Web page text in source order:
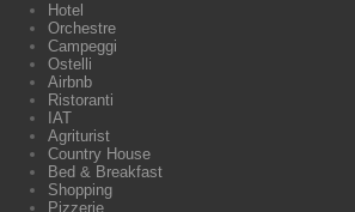
Hotel
Orchestre
Campeggi
Ostelli
Airbnb
Ristoranti
IAT
Agriturist
Country House
Bed & Breakfast
Shopping
Pizzerie